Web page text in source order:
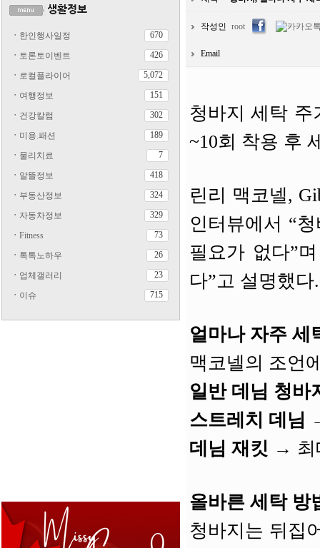
ㆍ 한인행사일정 670
ㆍ 토론토이벤트 426
ㆍ 로컬플라이어 5,072
ㆍ 여행정보 151
ㆍ 건강칼럼 302
ㆍ 미용.패션 189
ㆍ 물리치료 7
ㆍ 알뜰정보 418
ㆍ 부동산정보 324
ㆍ 자동차정보 329
ㆍ Fitness 73
ㆍ 톡톡노하우 26
ㆍ 업체갤러리 23
ㆍ 이슈 715
작성인 root
Email
청바지 세탁 주
~10회 착용 후
린리 맥코넬,
인터뷰에서 “
필요가 없다”
다”고 설명했다.
얼마나 자주 세
맥코넬의 조언
일반 데님 청바
스트레치 데님
데님 재킷 → 최
올바른 세탁 방
청바지는 뒤집